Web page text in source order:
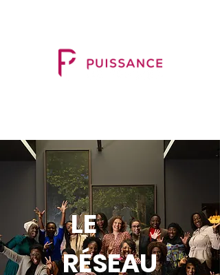
LE
RÉSEAU